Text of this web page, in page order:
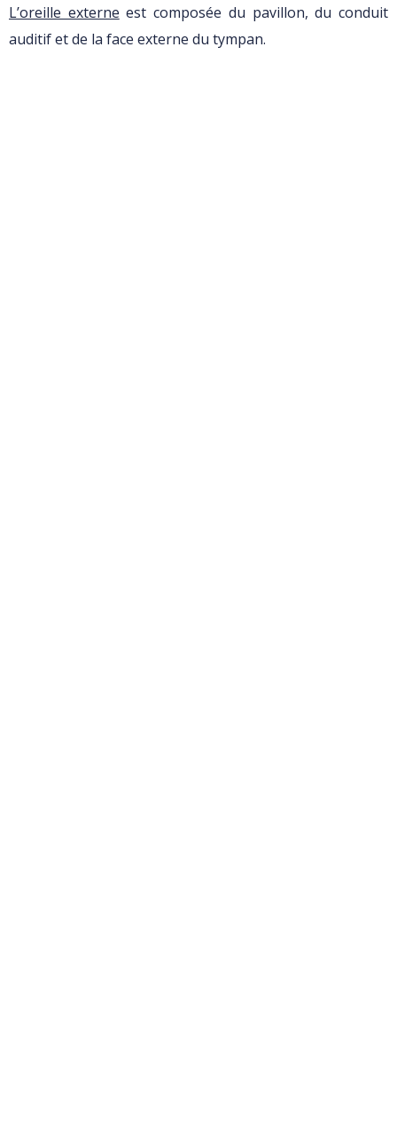
L’oreille externe est composée du pavillon, du conduit
auditif et de la face externe du tympan.